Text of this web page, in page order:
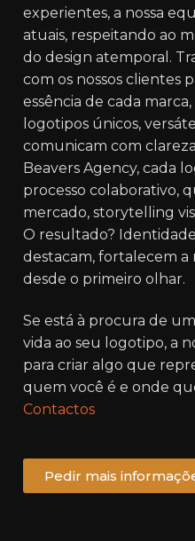
experientes, a nossa
atuais, respeitando ao
do design atemporal.
com os nossos clientes
essência de cada
logotipos únicos,
comunicam com
Beavers Agency, cada
processo colaborativo,
mercado, storytelling
O resultado?
destacam, fortalecem a
desde o primeiro olhar.
Se está à procura de
vida ao seu logotipo, a
para criar algo que
quem você é e onde
Contactos
Pedir mais